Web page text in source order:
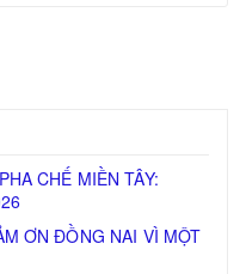
CHẾ MIỀN TÂY:
ƠN ĐỒNG NAI VÌ MỘT